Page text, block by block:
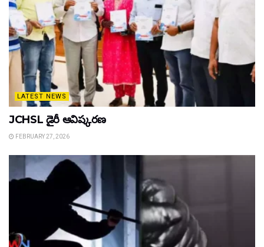
LATEST NEWS
JCHSL డైరీ ఆవిష్కరణ
FEBRUARY 27, 2026